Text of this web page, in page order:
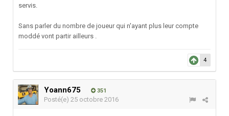
servis.
Sans parler du nombre de joueur qui n'ayant plus leur compte
moddé vont partir ailleurs .
4
Yoann675 351
Posté(e) 25 octobre 2016